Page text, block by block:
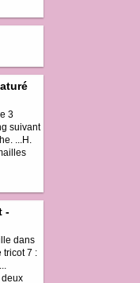
3
suivant
...H.
-
dans
tricot 7 :
deux